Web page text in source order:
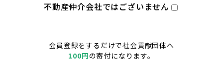
不動産仲介会社ではございません
会員登録をするだけで社会貢献団体へ
100円の寄付になります。